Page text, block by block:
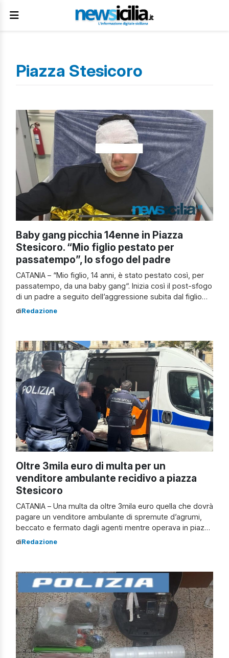
Piazza Stesicoro
Baby gang picchia 14enne in Piazza
Stesicoro. “Mio figlio pestato per
passatempo”, lo sfogo del padre
CATANIA – “Mio figlio, 14 anni, è stato pestato così, per
passatempo, da una baby gang“. Inizia così il post-sfogo
di un padre a seguito dell’aggressione subita dal figlio
14enne medicato in ospedale a Catania dopo essere
sarebbe […]
diRedazione
Oltre 3mila euro di multa per un
venditore ambulante recidivo a piazza
Stesicoro
CATANIA – Una multa da oltre 3mila euro quella che dovrà
pagare un venditore ambulante di spremute d’agrumi,
beccato e fermato dagli agenti mentre operava in piazza
Stesicoro a Catania. La multa per un venditore a piazza
fossero […]
diRedazione